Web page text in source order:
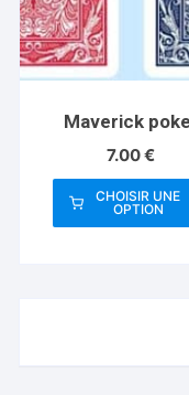
Maverick
7.00€
CHOISIR UNE
OPTION
Ce